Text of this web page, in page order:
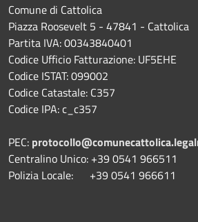
Comune di Cattolica
Piazza Roosevelt 5 - 47841 - Cattolica
Partita IVA: 00343840401
Codice Ufficio Fatturazione: UF5EHE
Codice ISTAT: 099002
Codice Catastale: C357
Codice IPA: c_c357
PEC:
Centralino Unico: +39 0541 966511
Polizia Locale: +39 0541 966611